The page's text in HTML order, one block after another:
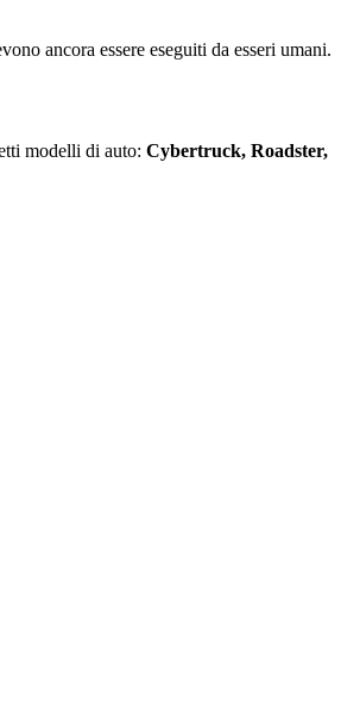
ancora essere eseguiti da esseri umani.
modelli di auto: Cybertruck, Roadster,